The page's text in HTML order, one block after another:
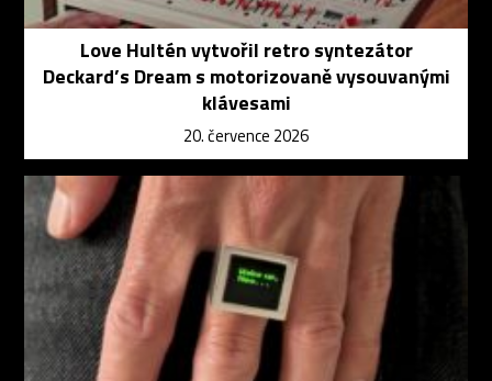
Love Hultén vytvořil retro syntezátor
Deckard’s Dream s motorizovaně vysouvanými
klávesami
20. července 2026